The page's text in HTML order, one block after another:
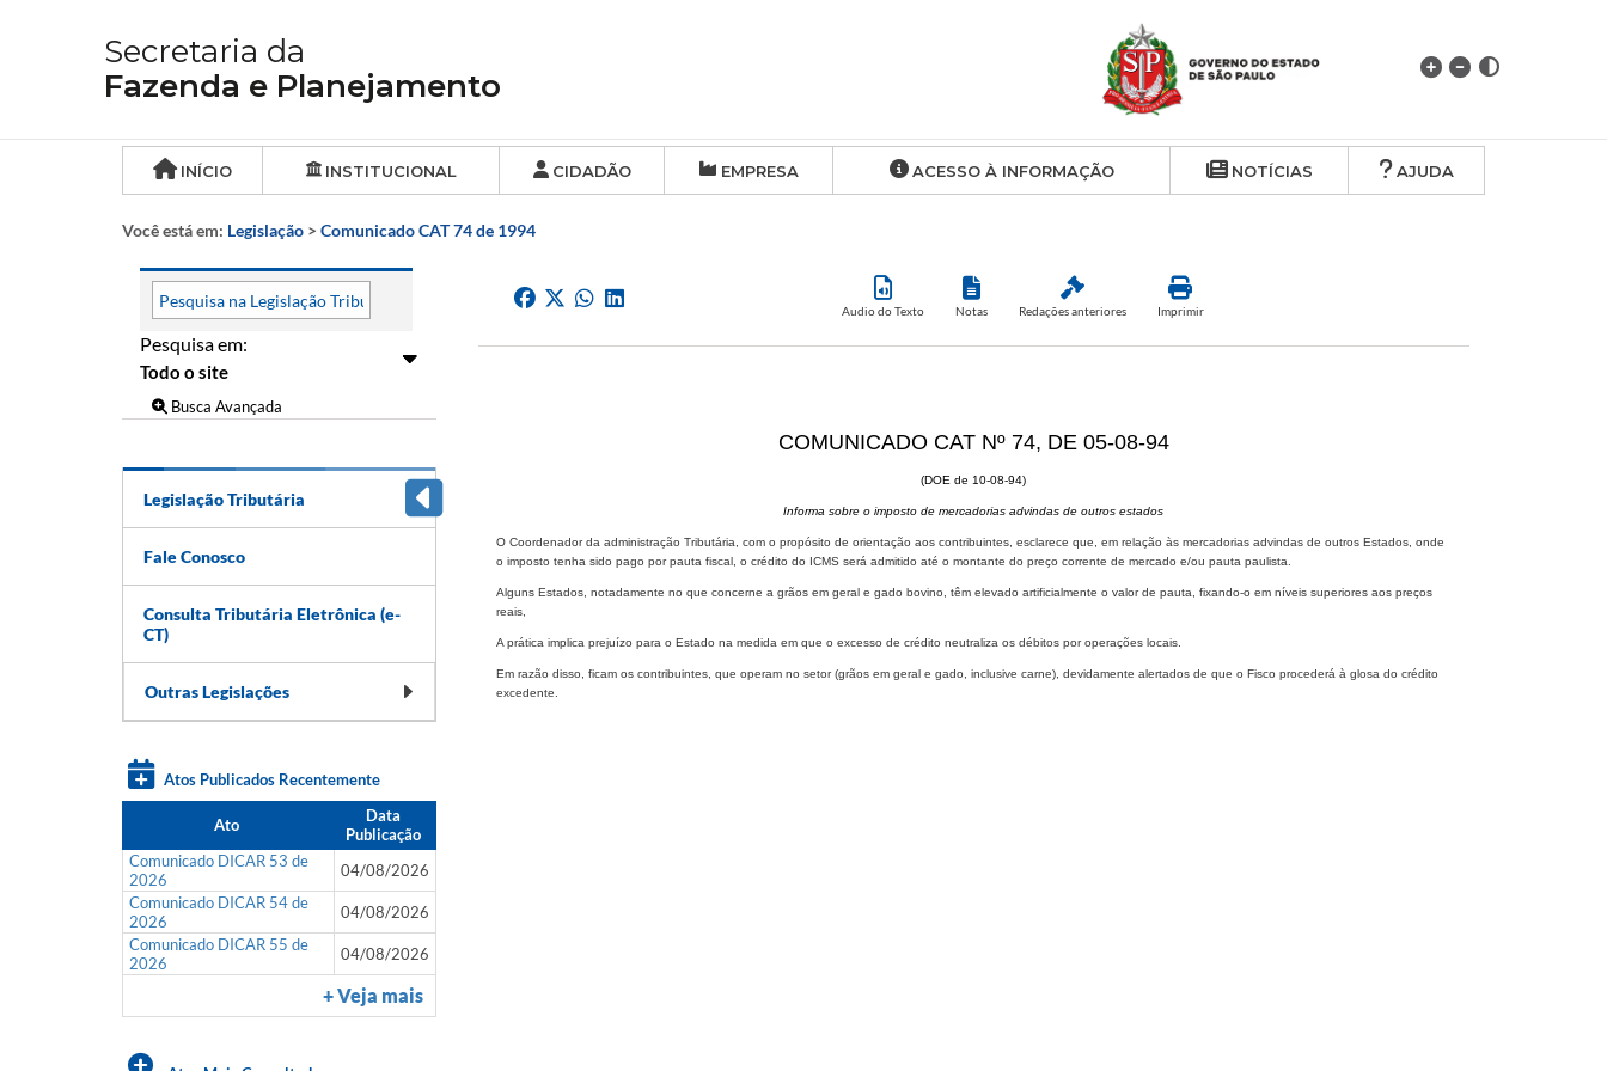
Secretaria da
Fazenda e Planejamento
INÍCIO INSTITUCIONAL CIDADÃO EMPRESA ACESSO À INFORMAÇÃO NOTÍCIAS AJUDA
Você está em: Legislação > Comunicado CAT 74 de 1994
Pesquisa em:
Busca Avançada
Legislação Tributária
Fale Conosco
Consulta Tributária Eletrônica (e-
CT)
Outras Legislações
Atos Publicados Recentemente
Ato
Data
Publicação
Comunicado DICAR 53 de
2026
04/08/2026
Comunicado DICAR 54 de
2026
04/08/2026
Comunicado DICAR 55 de
2026
04/08/2026
+ Veja mais
Audio do Texto Notas Redações anteriores Imprimir
COMUNICADO CAT Nº 74, DE 05-08-94
(DOE de 10-08-94)
Informa sobre o imposto de mercadorias advindas de outros estados
O Coordenador da administração Tributária, com o propósito de orientação aos contribuintes, esclarece que, em relação às mercadorias advindas de outros Estados, onde
o imposto tenha sido pago por pauta fiscal, o crédito do ICMS será admitido até o montante do preço corrente de mercado e/ou pauta paulista.
Alguns Estados, notadamente no que concerne a grãos em geral e gado bovino, têm elevado artificialmente o valor de pauta, fixando-o em níveis superiores aos preços
reais,
A prática implica prejuízo para o Estado na medida em que o excesso de crédito neutraliza os débitos por operações locais.
Em razão disso, ficam os contribuintes, que operam no setor (grãos em geral e gado, inclusive carne), devidamente alertados de que o Fisco procederá à glosa do crédito
excedente.